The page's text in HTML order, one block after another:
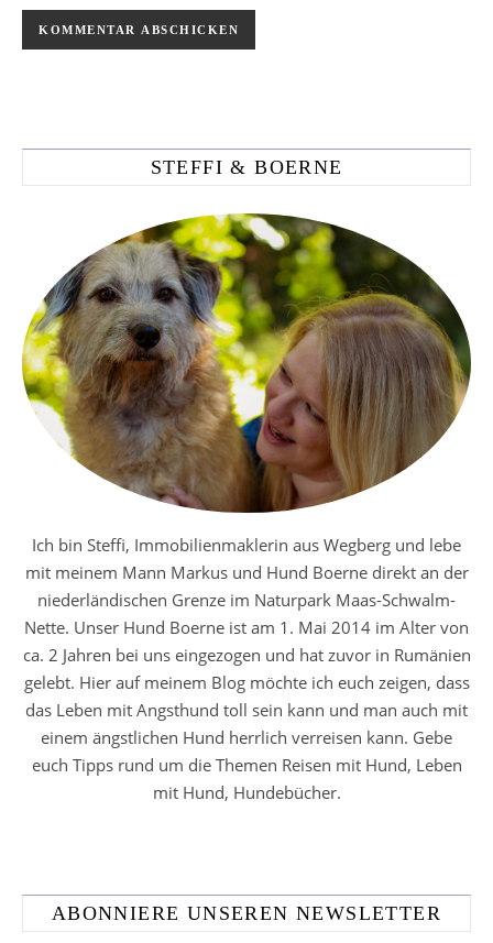
STEFFI & BOERNE
Ich bin Steffi, Immobilienmaklerin aus Wegberg und lebe
mit meinem Mann Markus und Hund Boerne direkt an der
niederländischen Grenze im Naturpark Maas-Schwalm-
Nette. Unser Hund Boerne ist am 1. Mai 2014 im Alter von
ca. 2 Jahren bei uns eingezogen und hat zuvor in Rumänien
gelebt. Hier auf meinem Blog möchte ich euch zeigen, dass
das Leben mit Angsthund toll sein kann und man auch mit
einem ängstlichen Hund herrlich verreisen kann. Gebe
euch Tipps rund um die Themen Reisen mit Hund, Leben
mit Hund, Hundebücher.
ABONNIERE UNSEREN NEWSLETTER